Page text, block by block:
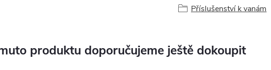
Příslušenství k vanám
produktu doporučujeme ještě dokoupit